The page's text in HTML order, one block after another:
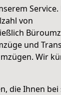
Service.
von
und
Wir
die Ihnen bei